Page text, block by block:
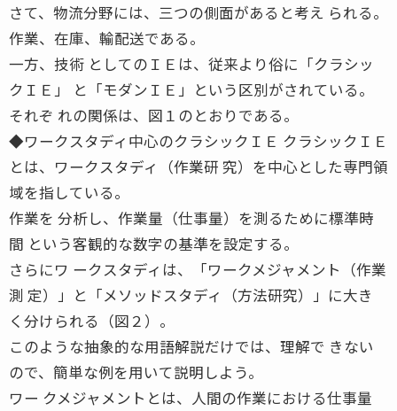
さて、物流分野には、三つの側面があると考え られる。
作業、在庫、輸配送である。
一方、技術 としてのＩＥは、従来より俗に「クラシッ
クＩＥ」 と「モダンＩＥ」という区別がされている。
それぞ れの関係は、図１のとおりである。
◆ワークスタディ中心のクラシックＩＥ クラシックＩＥ
とは、ワークスタディ（作業研 究）を中心とした専門領
域を指している。
作業を 分析し、作業量（仕事量）を測るために標準時
間 という客観的な数字の基準を設定する。
さらにワ ークスタディは、「ワークメジャメント（作業
測 定）」と「メソッドスタディ（方法研究）」に大き
く分けられる（図２）。
このような抽象的な用語解説だけでは、理解で きない
ので、簡単な例を用いて説明しよう。
ワー クメジャメントとは、人間の作業における仕事量